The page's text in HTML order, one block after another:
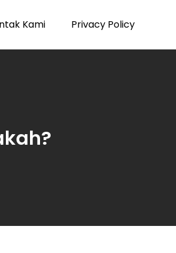
Kami Privacy Policy